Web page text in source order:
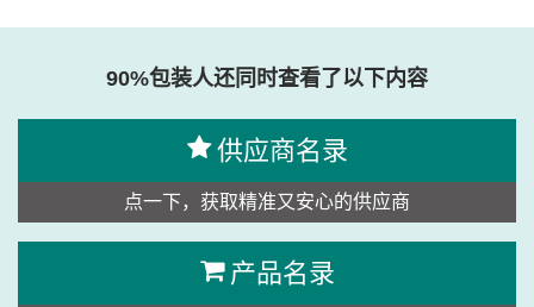
90%包装人还同时查看了以下内容
供应商名录
点一下，获取精准又安心的供应商
产品名录